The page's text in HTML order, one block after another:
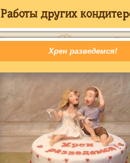
Работы других
Хрен разведемся!